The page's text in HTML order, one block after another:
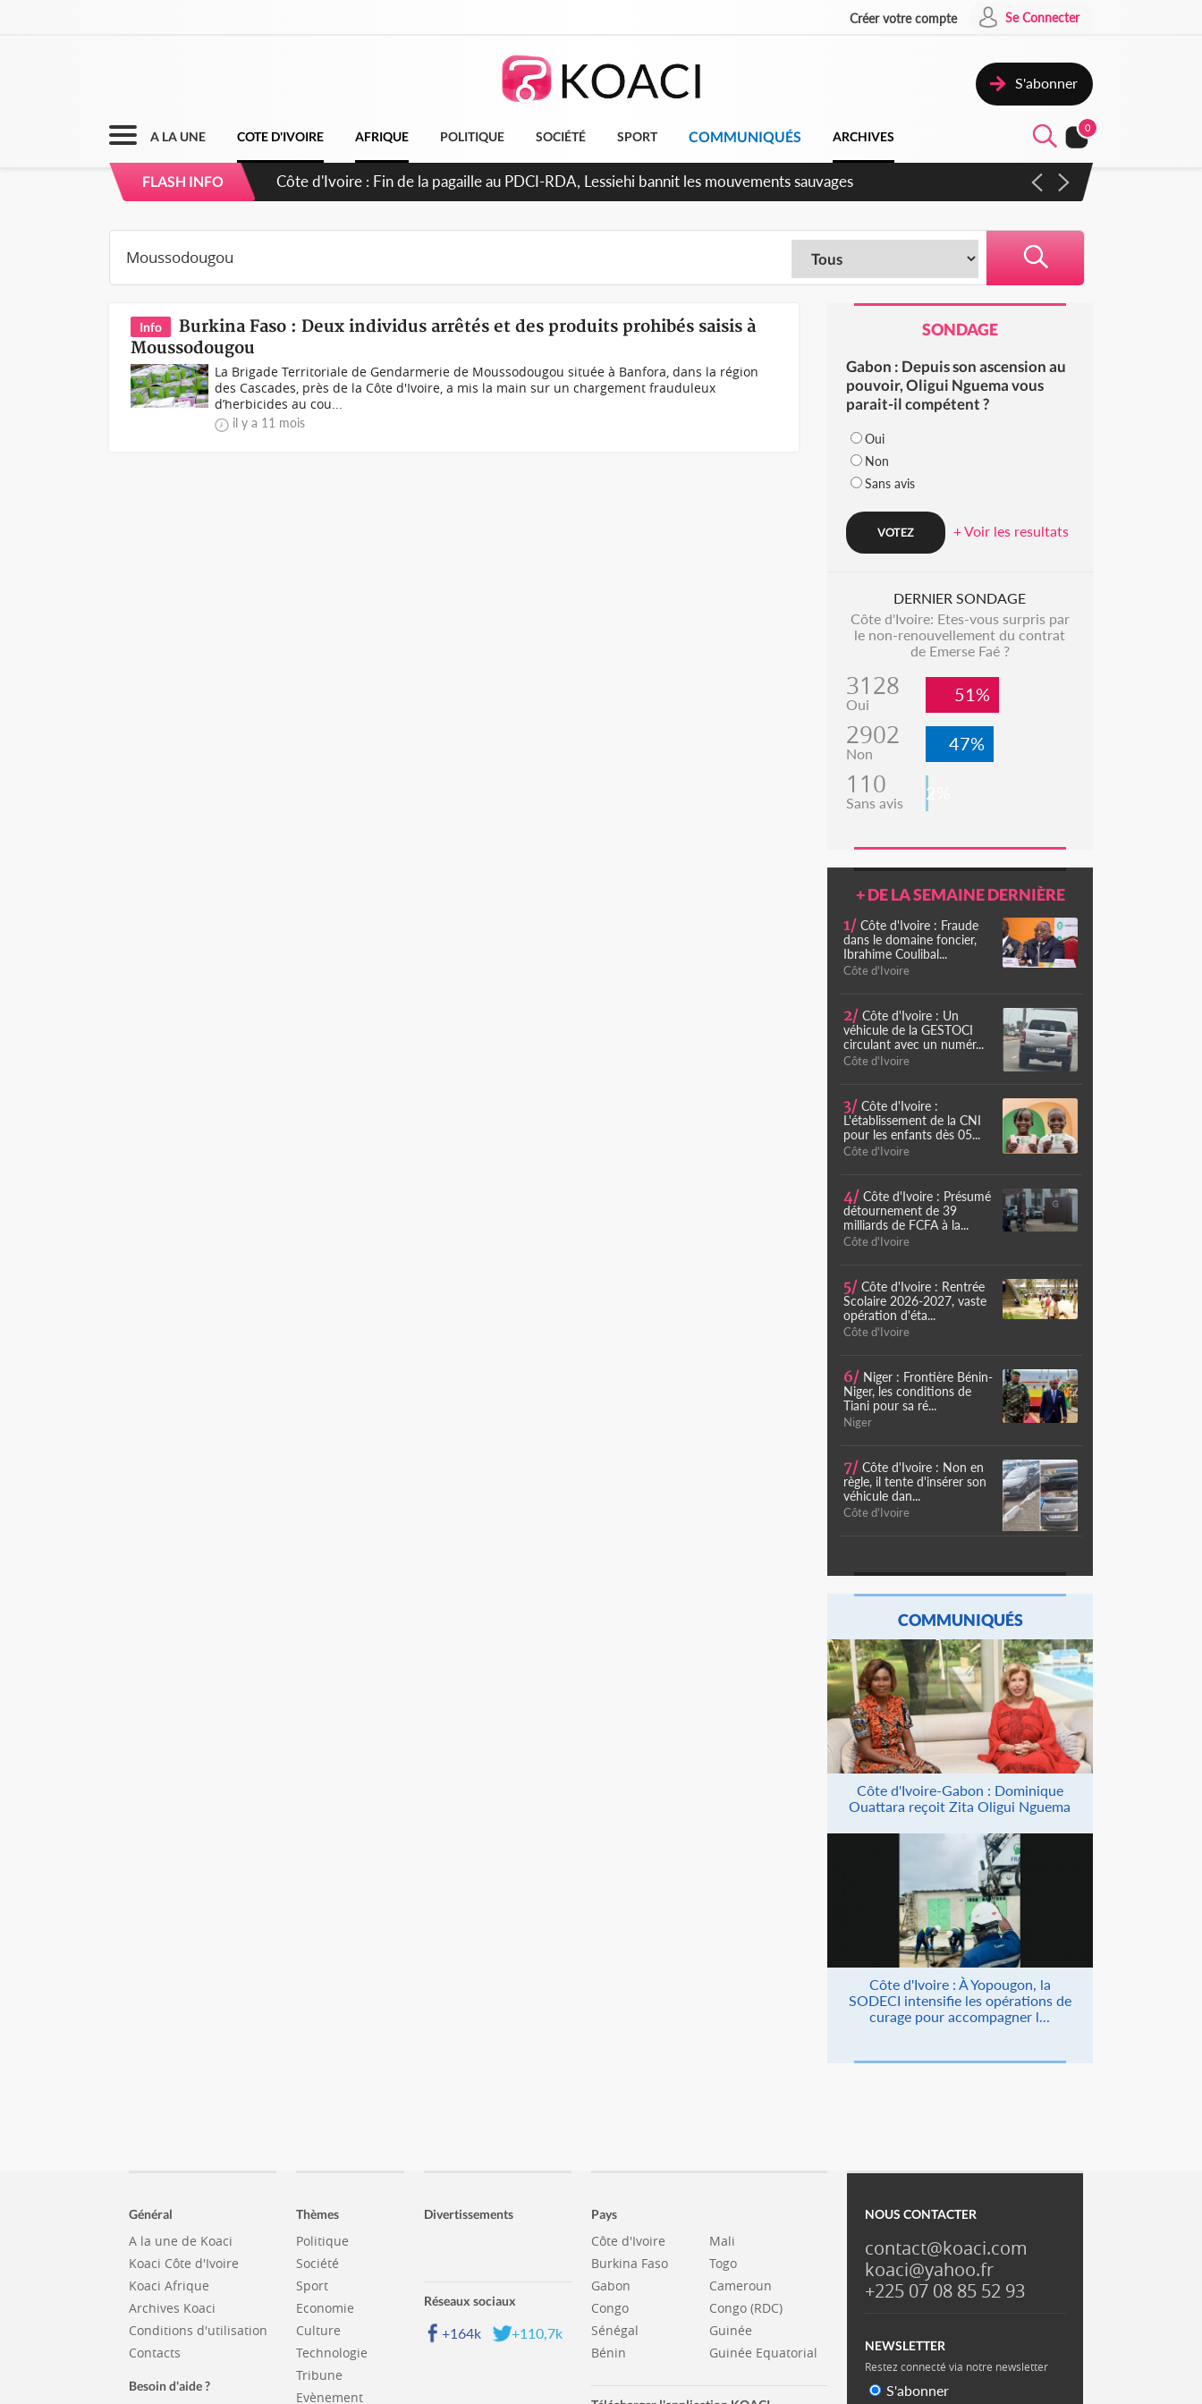
Créer votre compte Se Connecter
S'abonner
A LA UNE COTE D'IVOIRE AFRIQUE POLITIQUE SOCIÉTÉ SPORT COMMUNIQUÉS ARCHIVES
0
FLASH INFO Côte d'Ivoire : Fin de la pagaille au PDCI-RDA, Lessiehi bannit les mouvements sauvages
Info
Burkina Faso : Deux individus arrêtés et des produits prohibés saisis à
Moussodougou
La Brigade Territoriale de Gendarmerie de Moussodougou située à Banfora, dans la région
des Cascades, près de la Côte d'Ivoire, a mis la main sur un chargement frauduleux
d’herbicides au cou...
il y a 11 mois
SONDAGE
Gabon : Depuis son ascension au
pouvoir, Oligui Nguema vous
parait-il compétent ?
Oui
Non
Sans avis
+ Voir les resultats
DERNIER SONDAGE
Côte d'Ivoire: Etes-vous surpris par
le non-renouvellement du contrat
de Emerse Faé ?
3128
Oui 51%
2902
Non 47%
110
Sans avis 2%
+ DE LA SEMAINE DERNIÈRE
1/ Côte d'Ivoire : Fraude
dans le domaine foncier,
Ibrahime Coulibal...
Côte d'Ivoire
2/ Côte d'Ivoire : Un
véhicule de la GESTOCI
circulant avec un numér...
Côte d'Ivoire
3/ Côte d'Ivoire :
L'établissement de la CNI
pour les enfants dès 05...
Côte d'Ivoire
4/ Côte d'Ivoire : Présumé
détournement de 39
milliards de FCFA à la...
Côte d'Ivoire
5/ Côte d'Ivoire : Rentrée
Scolaire 2026-2027, vaste
opération d'éta...
Côte d'Ivoire
6/ Niger : Frontière Bénin-
Niger, les conditions de
Tiani pour sa ré...
Niger
7/ Côte d'Ivoire : Non en
règle, il tente d'insérer son
véhicule dan...
Côte d'Ivoire
COMMUNIQUÉS
Côte d'Ivoire-Gabon : Dominique
Ouattara reçoit Zita Oligui Nguema
Côte d'Ivoire : À Yopougon, la
SODECI intensifie les opérations de
curage pour accompagner l...
Général
A la une de Koaci
Koaci Côte d'Ivoire
Koaci Afrique
Archives Koaci
Conditions d'utilisation
Contacts
Besoin d'aide ?
Thèmes
Politique
Société
Sport
Economie
Culture
Technologie
Tribune
Evènement
Divertissements
Réseaux sociaux
+164k +110,7k
Pays
Côte d'Ivoire
Burkina Faso
Gabon
Congo
Sénégal
Bénin
Mali
Togo
Cameroun
Congo (RDC)
Guinée
Guinée Equatorial
NOUS CONTACTER
contact@koaci.com
koaci@yahoo.fr
+225 07 08 85 52 93
NEWSLETTER
Restez connecté via notre newsletter
S'abonner